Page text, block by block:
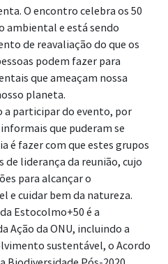
O encontro celebra os 50
ambiental e está sendo
de reavaliação do que os
podem fazer para
que ameaçam nossa
planeta.
a participar do evento, por
que puderam se
é fazer com que estes grupos
liderança da reunião, cujo
para alcançar o
e cuidar bem da natureza.
Estocolmo+50 é a
Ação da ONU, incluindo a
sustentável, o Acordo